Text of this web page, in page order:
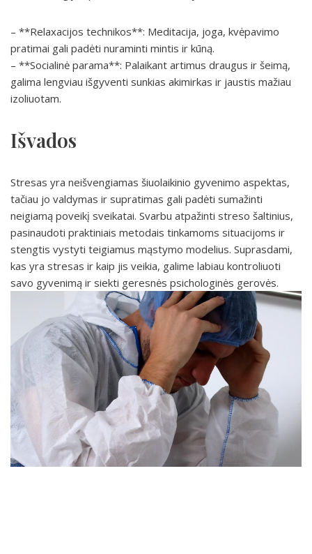
– **Relaxacijos technikos**: Meditacija, joga, kvėpavimo
pratimai gali padėti nuraminti mintis ir kūną.
– **Socialinė parama**: Palaikant artimus draugus ir šeimą,
galima lengviau išgyventi sunkias akimirkas ir jaustis mažiau
izoliuotam.
Išvados
Stresas yra neišvengiamas šiuolaikinio gyvenimo aspektas,
tačiau jo valdymas ir supratimas gali padėti sumažinti
neigiamą poveikį sveikatai. Svarbu atpažinti streso šaltinius,
pasinaudoti praktiniais metodais tinkamoms situacijoms ir
stengtis vystyti teigiamus mąstymo modelius. Suprasdami,
kas yra stresas ir kaip jis veikia, galime labiau kontroliuoti
savo gyvenimą ir siekti geresnės psichologinės gerovės.